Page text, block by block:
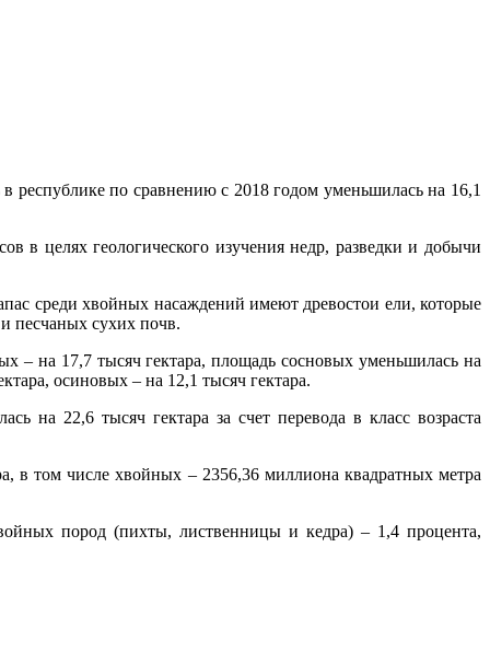
по сравнению с 2018 годом уменьшилась на 16,1
в целях геологического изучения недр, разведки и добычи
среди хвойных насаждений имеют древостои ели, которые
песчаных сухих почв.
– на 17,7 тысяч гектара, площадь сосновых уменьшилась на
осиновых – на 12,1 тысяч гектара.
на 22,6 тысяч гектара за счет перевода в класс возраста
в том числе хвойных – 2356,36 миллиона квадратных метра
пород (пихты, лиственницы и кедра) – 1,4 процента,